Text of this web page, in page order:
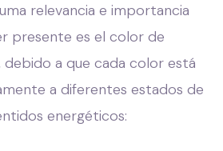
relevancia e importancia
presente es el color de
debido a que cada color está
a diferentes estados de
energéticos: